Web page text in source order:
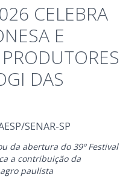
CELEBRA
E
DAS
SENAR-SP
da abertura do 39º Festival
a contribuição da
paulista